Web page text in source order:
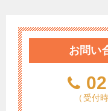
お問い
（受付